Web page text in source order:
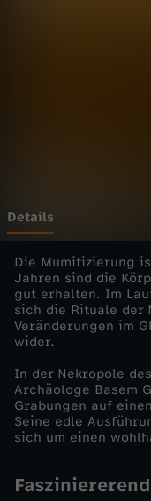
t
z
k
a
m
m
e
Details
Die Mumifizierung
Jahren sind die
gut erhalten. Im
sich die Rituale der
Veränderungen im
wider.
In der Nekropole
Archäologe Basem
Grabungen auf
Seine edle
sich um einen